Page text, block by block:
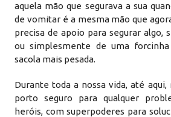
aquela mão que segurava a sua
de vomitar é a mesma mão que
precisa de apoio para segurar algo,
ou simplesmente de uma
sacola mais pesada.
Durante toda a nossa vida, até
porto seguro para qualquer
heróis, com superpoderes para